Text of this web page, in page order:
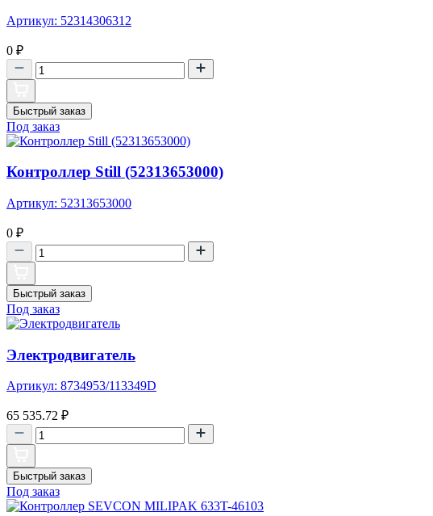
Артикул: 52314306312
0 ₽
Быстрый заказ
Под заказ
Контроллер Still (52313653000)
Артикул: 52313653000
0 ₽
Быстрый заказ
Под заказ
Электродвигатель
Артикул: 8734953/113349D
65 535.72 ₽
Быстрый заказ
Под заказ